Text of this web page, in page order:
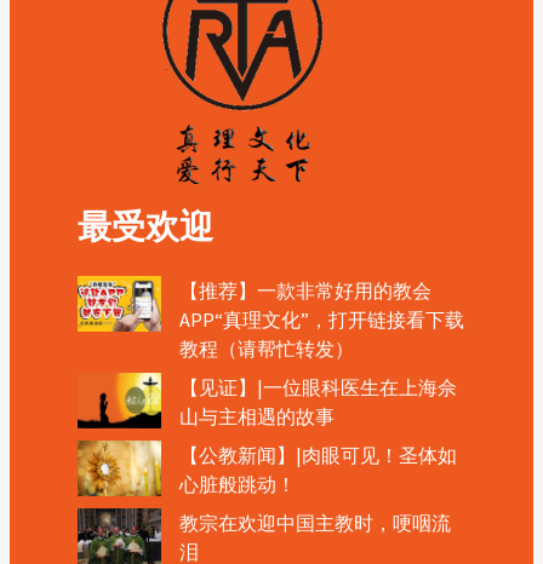
最受欢迎
【推荐】一款非常好用的教会
APP“真理文化”，打开链接看下载
教程（请帮忙转发）
【见证】|一位眼科医生在上海佘
山与主相遇的故事
【公教新闻】|肉眼可见！圣体如
心脏般跳动！
教宗在欢迎中国主教时，哽咽流
泪